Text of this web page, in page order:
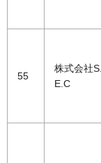
55
株式会社S.
E.C